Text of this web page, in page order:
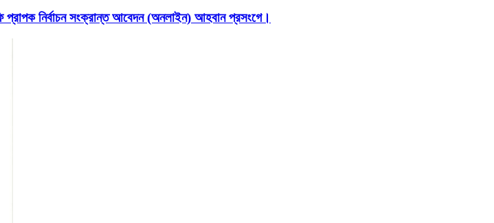
নির্বাচন সংক্রান্ত আবেদন (অনলাইন) আহবান প্রসংগে।